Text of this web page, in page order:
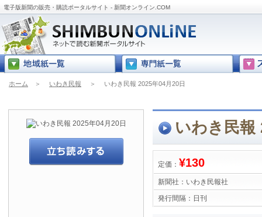
電子版新聞の販売・購読ポータルサイト - 新聞オンライン.COM
ホーム ＞ いわき民報 ＞ いわき民報 2025年04月20日
いわき民報
定価： ¥130
新聞社： いわき民報社
発行間隔： 日刊